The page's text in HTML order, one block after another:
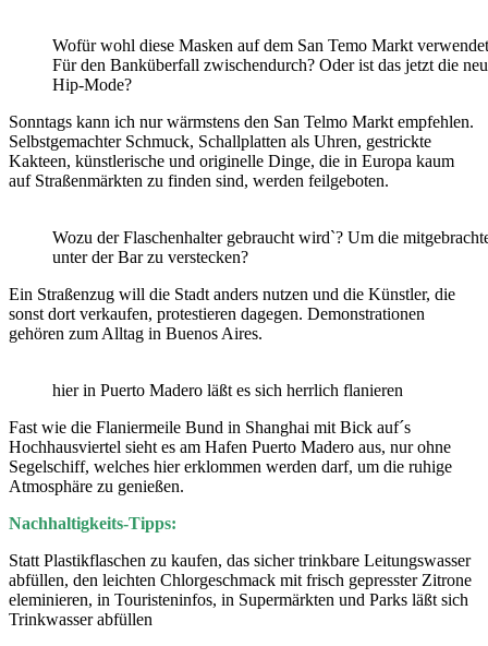
Wofür wohl diese Masken auf dem San Temo Markt
Für den Banküberfall zwischendurch? Oder ist das jetzt die
Hip-Mode?
Sonntags kann ich nur wärmstens den San Telmo Markt empfehlen.
Selbstgemachter Schmuck, Schallplatten als Uhren, gestrickte
Kakteen, künstlerische und originelle Dinge, die in Europa kaum
auf Straßenmärkten zu finden sind, werden feilgeboten.
Wozu der Flaschenhalter gebraucht wird`? Um die
unter der Bar zu verstecken?
Ein Straßenzug will die Stadt anders nutzen und die Künstler, die
sonst dort verkaufen, protestieren dagegen. Demonstrationen
gehören zum Alltag in Buenos Aires.
hier in Puerto Madero läßt es sich herrlich flanieren
Fast wie die Flaniermeile Bund in Shanghai mit Bick auf´s
Hochhausviertel sieht es am Hafen Puerto Madero aus, nur ohne
Segelschiff, welches hier erklommen werden darf, um die ruhige
Atmosphäre zu genießen.
Nachhaltigkeits-Tipps:
Statt Plastikflaschen zu kaufen, das sicher trinkbare Leitungswasser
abfüllen, den leichten Chlorgeschmack mit frisch gepresster Zitrone
eleminieren, in Touristeninfos, in Supermärkten und Parks läßt sich
Trinkwasser abfüllen